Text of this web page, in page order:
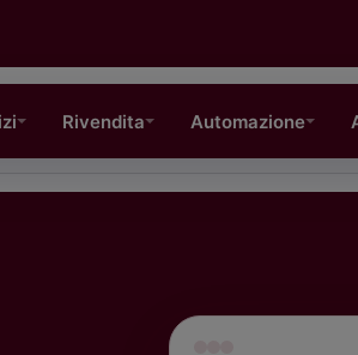
Rivendita Automazione